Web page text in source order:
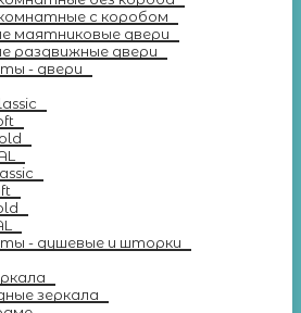
с коробом
маятниковые двери
раздвижные двери
- двери
- душевые и шторки
зеркала